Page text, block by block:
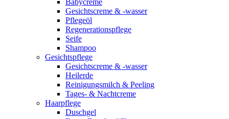
Babycreme
Gesichtscreme & -wasser
Pflegeöl
Regenerationspflege
Seife
Shampoo
Gesichtspflege
Gesichtscreme & -wasser
Heilerde
Reinigungsmilch & Peeling
Tages- & Nachtcreme
Haarpflege
Duschgel